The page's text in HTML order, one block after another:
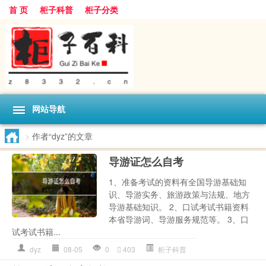
首 页 柜子科普 柜子分类
网站导航
> 作者“dyz”的文章
导游证怎么自考
1、准备考试的资料有全国导游基础知
识、导游实务、旅游政策与法规、地方
导游基础知识。 2、口试考试书籍资料
本省导游词、导游服务规范等。 3、口
试考试书籍...
dyz 08-05 0 403 柜子科普